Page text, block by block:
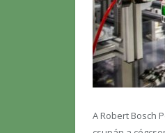
A Robert Bosch